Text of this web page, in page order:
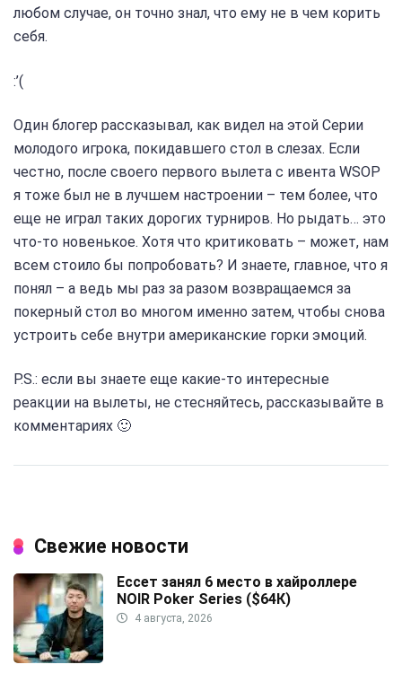
любом случае, он точно знал, что ему не в чем корить
себя.
:’(
Один блогер рассказывал, как видел на этой Серии
молодого игрока, покидавшего стол в слезах. Если
честно, после своего первого вылета с ивента WSOP
я тоже был не в лучшем настроении – тем более, что
еще не играл таких дорогих турниров. Но рыдать… это
что-то новенькое. Хотя что критиковать – может, нам
всем стоило бы попробовать? И знаете, главное, что я
понял – а ведь мы раз за разом возвращаемся за
покерный стол во многом именно затем, чтобы снова
устроить себе внутри американские горки эмоций.
P.S.: если вы знаете еще какие-то интересные
реакции на вылеты, не стесняйтесь, рассказывайте в
комментариях 🙂
Свежие новости
Ессет занял 6 место в хайроллере
NOIR Poker Series ($64К)
4 августа, 2026